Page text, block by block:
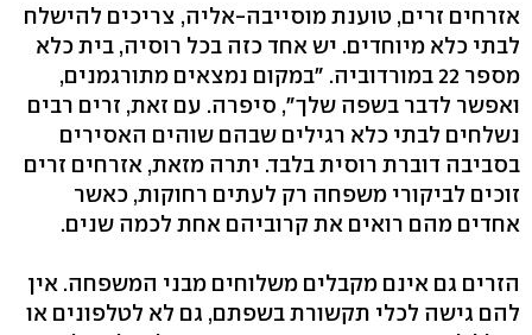
אזרחים זרים, טוענת מוסייבה-אליה, צריכים להישלח
לבתי כלא מיוחדים. יש אחד כזה בכל רוסיה, בית כלא
מספר 22 במורדוביה. "במקום נמצאים מתורגמנים,
ואפשר לדבר בשפה שלך", סיפרה. עם זאת, זרים רבים
נשלחים לבתי כלא רגילים שבהם שוהים האסירים
בסביבה דוברת רוסית בלבד. יתרה מזאת, אזרחים זרים
זוכים לביקורי משפחה רק לעתים רחוקות, כאשר
אחדים מהם רואים את קרוביהם אחת לכמה שנים.
הזרים גם אינם מקבלים משלוחים מבני המשפחה. אין
להם גישה לכלי תקשורת בשפתם, גם לא לטלפונים או